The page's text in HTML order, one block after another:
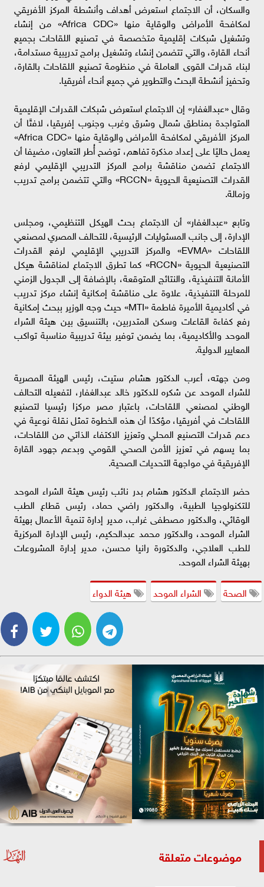
والسكان، أن الاجتماع استعرض أهداف وأنشطة المركز الأفريقي
لمكافحة الأمراض والوقاية منها «Africa CDC» من إنشاء
وتشغيل شبكات إقليمية متخصصة في تصنيع اللقاحات بجميع
أنحاء القارة، والتي تتضمن إنشاء وتشغيل برامج تدريبية مستدامة،
لبناء قدرات القوى العاملة في منظومة تصنيع اللقاحات بالقارة،
وتحفيز أنشطة البحث والتطوير في جميع أنحاء أفريقيا.
وقال «عبدالغفار» إن الاجتماع استعرض شبكات القدرات الإقليمية
المتواجدة بمناطق شمال وشرق وغرب وجنوب إفريقيا، لافتًا أن
المركز الأفريقي لمكافحة الأمراض والوقاية منها «Africa CDC»
يعمل حاليًا على إعداد مذكرة تفاهم، توضح أُطر التعاون، مضيفا أن
الاجتماع تضمن مناقشة برامج المركز التدريبي الإقليمي لرفع
القدرات التصنيعية الحيوية «RCCN» والتي تتضمن برامج تدريب
وزمالة.
وتابع «عبدالغفار» أن الاجتماع بحث الهيكل التنظيمي، ومجلس
الإدارة، إلى جانب المسئوليات الرئيسية، للتحالف المصري لمصنعي
اللقاحات «EVMA» والمركز التدريبي الإقليمي لرفع القدرات
التصنيعية الحيوية «RCCN» كما تطرق الاجتماع لمناقشة هيكل
الأمانة التنفيذية، والنتائج المتوقعة، بالإضافة إلى الجدول الزمني
للمرحلة التنفيذية، علاوة على مناقشة إمكانية إنشاء مركز تدريب
في أكاديمية الأميرة فاطمة «MTI» حيث وجه الوزير ببحث إمكانية
رفع كفاءة القاعات وسكن المتدربين، بالتنسيق بين هيئة الشراء
الموحد والأكاديمية، بما يضمن توفير بيئة تدريبية مناسبة تواكب
المعايير الدولية.
ومن جهته، أعرب الدكتور هشام ستيت، رئيس الهيئة المصرية
للشراء الموحد عن شكره للدكتور خالد عبدالغفار، لتفعيله التحالف
الوطني لمصنعي اللقاحات، باعتبار مصر مركزا رئيسيا لتصنيع
اللقاحات في أفريقيا، مؤكدًا أن هذه الخطوة تمثل نقلة نوعية في
دعم قدرات التصنيع المحلي وتعزيز الاكتفاء الذاتي من اللقاحات،
بما يسهم في تعزيز الأمن الصحي القومي وبدعم جهود القارة
الإفريقية في مواجهة التحديات الصحية.
حضر الاجتماع الدكتور هشام بدر نائب رئيس هيئة الشراء الموحد
للتكنولوجيا الطبية، والدكتور راضي حماد، رئيس قطاع الطب
الوقائي، والدكتور مصطفى غراب، مدير إدارة تنمية الأعمال بهيئة
الشراء الموحد، والدكتور محمد عبدالحكيم، رئيس الإدارة المركزية
للطب العلاجي، والدكتورة رانيا محسن، مدير إدارة المشروعات
بهيئة الشراء الموحد.
الصحة
الشراء الموحد هيئة الدواء
موضوعات متعلقة